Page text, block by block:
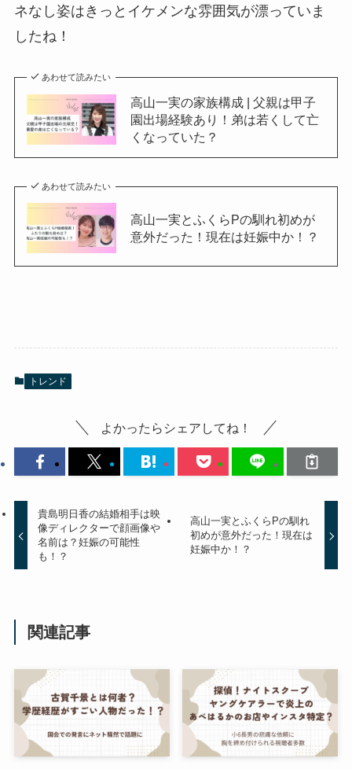
ネなし姿はきっとイケメンな雰囲気が漂っていま
したね！
あわせて読みたい
高山一実の家族構成 | 父親は甲子
園出場経験あり！弟は若くして亡
くなっていた？
あわせて読みたい
高山一実とふくらPの馴れ初めが
意外だった！現在は妊娠中か！？
トレンド
よかったらシェアしてね！
貴島明日香の結婚相手は映
像ディレクターで顔画像や
名前は？妊娠の可能性
も！？
高山一実とふくらPの馴れ
初めが意外だった！現在は
妊娠中か！？
関連記事